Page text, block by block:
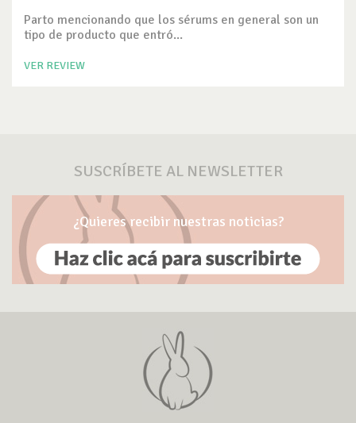
Parto mencionando que los sérums en general son un
tipo de producto que entró...
VER REVIEW
SUSCRÍBETE AL NEWSLETTER
¿Quieres recibir nuestras noticias?